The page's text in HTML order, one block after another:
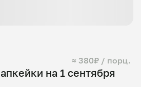
на 1 сентября
≈ 380₽ / порц.